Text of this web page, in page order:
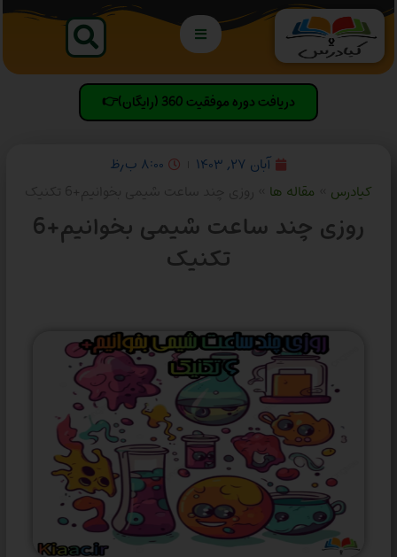
دریافت دوره موفقیت 360 (رایگان)👉
آبان ۲۷, ۱۴۰۳
۸:۰۰ ب٫ظ
کیادرس
مقاله ها
روزی چند ساعت شیمی بخوانیم+6
تکنیک